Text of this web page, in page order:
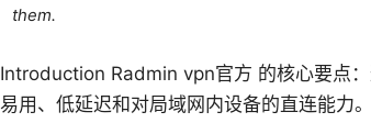
them.
Introduction Radmin vpn官方 的核心要点
易用、低延迟和对局域网内设备的直连能力